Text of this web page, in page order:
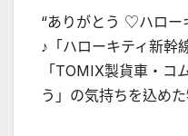
“ありがとう ♡ハロー
♪「ハローキティ新幹
「TOMIX製貨車・コ
う」の気持ちを込め